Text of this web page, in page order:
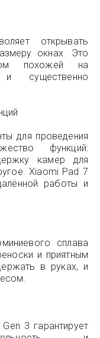
открывать
окнах. Это
похожей на
и существенно
для проведения
функций:
камер для
Xiaomi Pad 7
работы и
сплава
и приятным
в руках, и
3 гарантирует